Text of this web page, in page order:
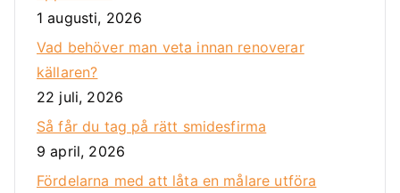
1 augusti, 2026
Vad behöver man veta innan renoverar
källaren?
22 juli, 2026
Så får du tag på rätt smidesfirma
9 april, 2026
Fördelarna med att låta en målare utföra